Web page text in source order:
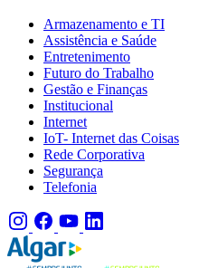
Armazenamento e TI
Assistência e Saúde
Entretenimento
Futuro do Trabalho
Gestão e Finanças
Institucional
Internet
IoT- Internet das Coisas
Rede Corporativa
Segurança
Telefonia